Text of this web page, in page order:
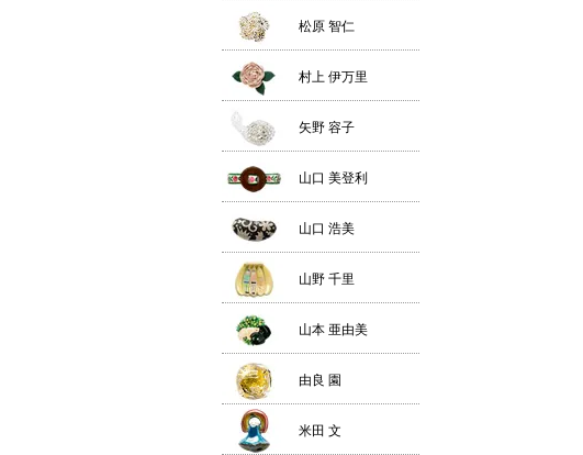
松原 智仁
村上 伊万里
矢野 容子
山口 美登利
山口 浩美
山野 千里
山本 亜由美
由良 園
米田 文